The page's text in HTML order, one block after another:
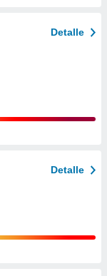
Detalle
Detalle